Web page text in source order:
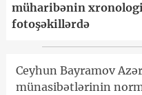
müharibənin
fotoşəkillərdə
Ceyhun Bayramov
münasibətlərinin